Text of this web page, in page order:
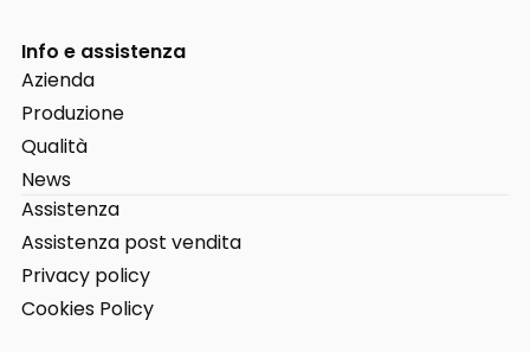
Info e assistenza
Azienda
Produzione
Qualità
News
Assistenza
Assistenza post vendita
Privacy policy
Cookies Policy